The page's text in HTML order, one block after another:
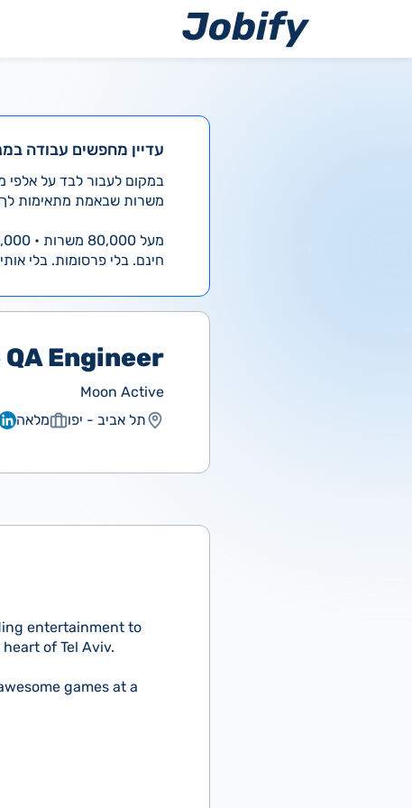
עדיין מחפשים עבודה
משרות שבאמת מתאימות
מעל 80,000 משרות • 4,000 חדשות ביום
חינם. בלי פרסומות. בלי
Engineer
Moon Active
תל אביב - יפו
מלאה
entertainment to
of Tel Aviv.
games at a